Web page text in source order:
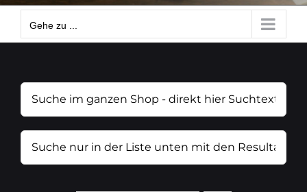
Gehe zu ...
Suche
im
ganzen
Shop
Suche
nur